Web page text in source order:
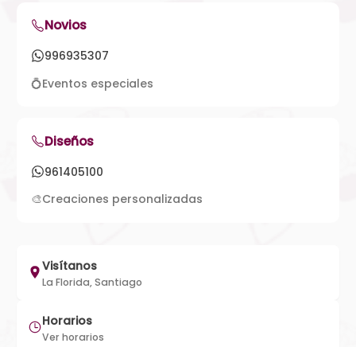
Novios
996935307
💍Eventos especiales
Diseños
961405100
🎨Creaciones personalizadas
Visítanos
La Florida, Santiago
Horarios
Ver horarios